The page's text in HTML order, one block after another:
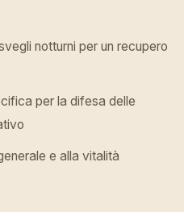
notturni per un recupero
per la difesa delle
e alla vitalità